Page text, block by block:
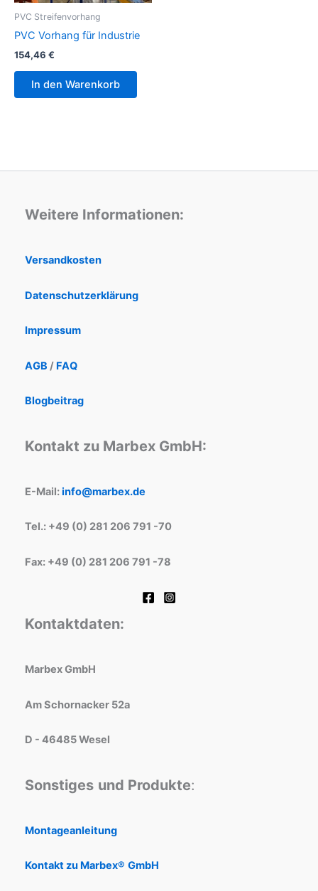
PVC Streifenvorhang
PVC Vorhang für Industrie
154,46 €
In den Warenkorb
Weitere Informationen:
Versandkosten
Datenschutzerklärung
Impressum
AGB / FAQ
Blogbeitrag
Kontakt zu Marbex GmbH:
E-Mail:info@marbex.de
Tel.: +49 (0) 281 206 791 -70
Fax: +49 (0) 281 206 791 -78
Kontaktdaten:
Marbex GmbH
Am Schornacker 52a
D - 46485 Wesel
Sonstiges und Produkte:
Montageanleitung
Kontakt zu Marbex® GmbH